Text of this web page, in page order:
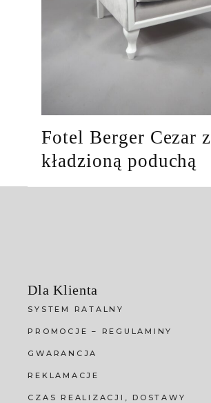
Fotel Berger Cezar z
kładzioną poduchą
Dla Klienta
SYSTEM RATALNY
PROMOCJE – REGULAMINY
GWARANCJA
REKLAMACJE
CZAS REALIZACJI, DOSTAWY